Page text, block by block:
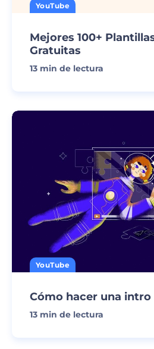
YouTube
Mejores 100+
Gratuitas
13 min de lectura
YouTube
Cómo hacer una intro
13 min de lectura